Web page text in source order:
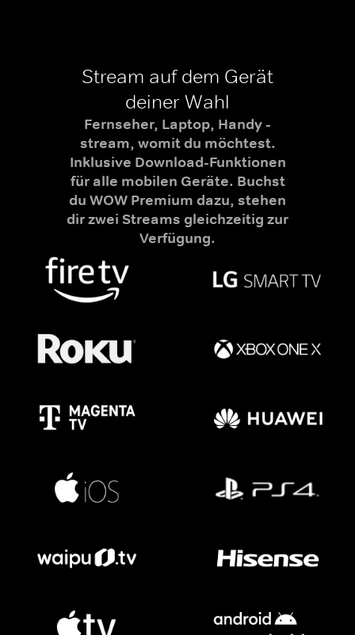
Stream auf dem Gerät
deiner Wahl
Fernseher, Laptop, Handy -
stream, womit du möchtest.
Inklusive Download-Funktionen
für alle mobilen Geräte. Buchst
du WOW Premium dazu, stehen
dir zwei Streams gleichzeitig zur
Verfügung.